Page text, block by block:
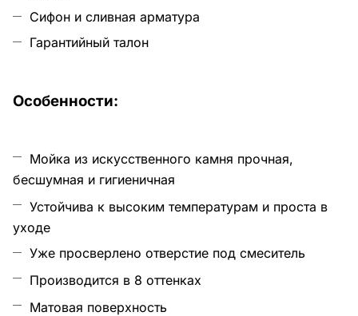
Сифон и сливная арматура
Гарантийный талон
Особенности:
Мойка из искусственного камня прочная,
бесшумная и гигиеничная
Устойчива к высоким температурам и проста в
уходе
Уже просверлено отверстие под смеситель
Производится в 8 оттенках
Матовая поверхность